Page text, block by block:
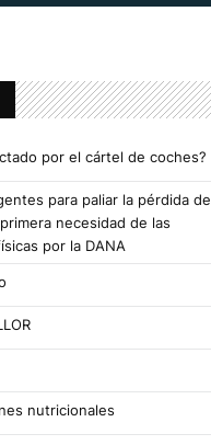
por el cártel de coches?
para paliar la pérdida de
necesidad de las
por la DANA
nutricionales